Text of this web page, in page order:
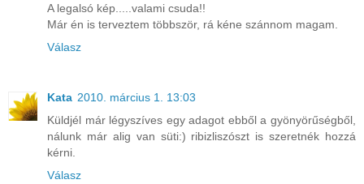
A legalsó kép.....valami csuda!!
Már én is terveztem többször, rá kéne szánnom magam.
Válasz
Kata 2010. március 1. 13:03
Küldjél már légyszíves egy adagot ebből a gyönyörűségből,
nálunk már alig van süti:) ribizliszószt is szeretnék hozzá
kérni.
Válasz